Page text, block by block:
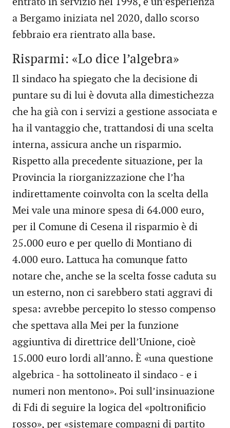
a Bergamo iniziata nel 2020, dallo scorso
febbraio era rientrato alla base.
Risparmi: «Lo dice l’algebra»
Il sindaco ha spiegato che la decisione di
puntare su di lui è dovuta alla dimestichezza
che ha già con i servizi a gestione associata e
ha il vantaggio che, trattandosi di una scelta
interna, assicura anche un risparmio.
Rispetto alla precedente situazione, per la
Provincia la riorganizzazione che l’ha
indirettamente coinvolta con la scelta della
Mei vale una minore spesa di 64.000 euro,
per il Comune di Cesena il risparmio è di
25.000 euro e per quello di Montiano di
4.000 euro. Lattuca ha comunque fatto
notare che, anche se la scelta fosse caduta su
un esterno, non ci sarebbero stati aggravi di
spesa: avrebbe percepito lo stesso compenso
che spettava alla Mei per la funzione
aggiuntiva di direttrice dell’Unione, cioè
15.000 euro lordi all’anno. È «una questione
algebrica - ha sottolineato il sindaco - e i
numeri non mentono». Poi sull’insinuazione
di Fdi di seguire la logica del «poltronificio
rosso», per «sistemare compagni di partito